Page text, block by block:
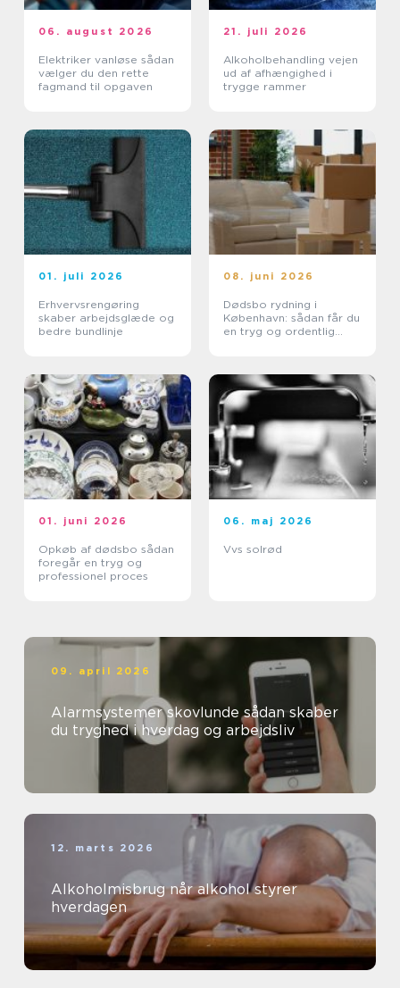
06. august 2026
Elektriker vanløse sådan
vælger du den rette
fagmand til opgaven
21. juli 2026
Alkoholbehandling vejen
ud af afhængighed i
trygge rammer
01. juli 2026
Erhvervsrengøring
skaber arbejdsglæde og
bedre bundlinje
08. juni 2026
Dødsbo rydning i
København: sådan får du
en tryg og ordentlig
01. juni 2026
Opkøb af dødsbo sådan
foregår en tryg og
professionel proces
06. maj 2026
Vvs solrød
09. april 2026
Alarmsystemer skovlunde sådan skaber
du tryghed i hverdag og arbejdsliv
12. marts 2026
Alkoholmisbrug når alkohol styrer
hverdagen